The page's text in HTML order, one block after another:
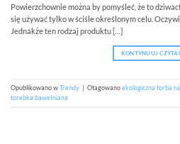
Powierzchownie można by pomyśleć, że to
się używać tylko w ściśle określonym celu.
Jednakże ten rodzaj produktu […]
KONTYNUUJ
Opublikowano wTrendy | Otagowanoekologiczna torba
torebka bawełniana